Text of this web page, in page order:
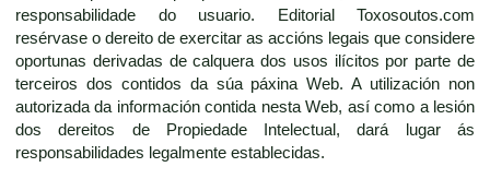
responsabilidade do usuario. Editorial Toxosoutos.com
resérvase o dereito de exercitar as accións legais que considere
oportunas derivadas de calquera dos usos ilícitos por parte de
terceiros dos contidos da súa páxina Web. A utilización non
autorizada da información contida nesta Web, así como a lesión
dos dereitos de Propiedade Intelectual, dará lugar ás
responsabilidades legalmente establecidas.